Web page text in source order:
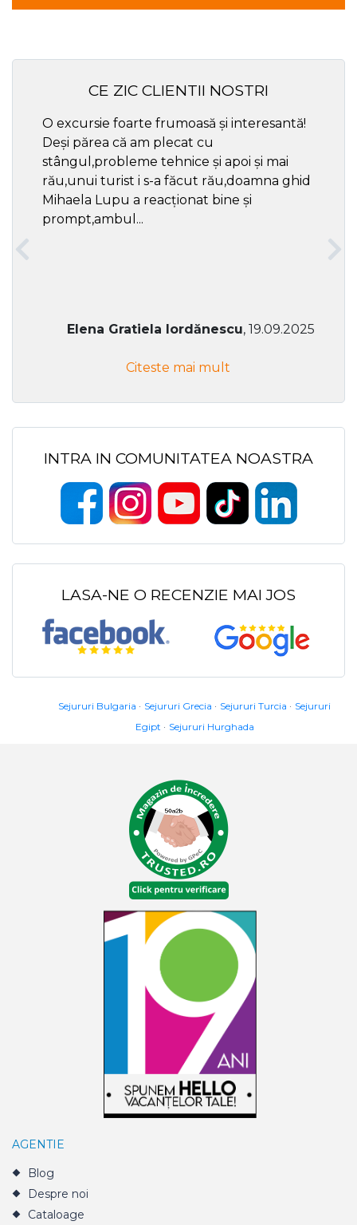
CE ZIC CLIENTII NOSTRI
O excursie foarte frumoasă și interesantă!
Deși părea că am plecat cu
stângul,probleme tehnice și apoi și mai
rău,unui turist i s-a făcut rău,doamna ghid
Mihaela Lupu a reacționat bine și
prompt,ambul...
Elena Gratiela Iordănescu, 19.09.2025
Citeste mai mult
INTRA IN COMUNITATEA NOASTRA
LASA-NE O RECENZIE MAI JOS
Sejururi Bulgaria Sejururi Grecia Sejururi Turcia
Sejururi
Egipt
Sejururi Hurghada
AGENTIE
Blog
Despre noi
Cataloage